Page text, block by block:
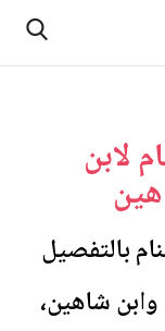
لابن
بالتفصيل
شاهين،